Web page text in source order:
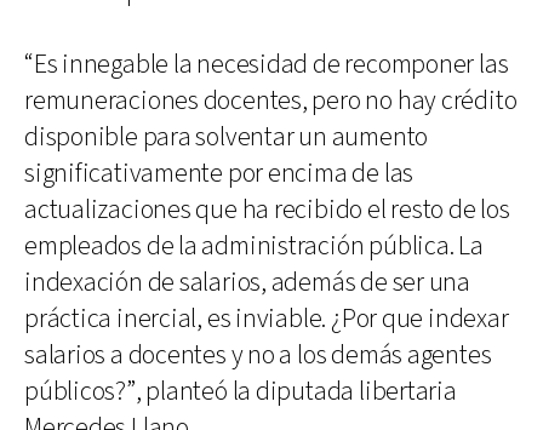
“Es innegable la necesidad de recomponer las
remuneraciones docentes, pero no hay crédito
disponible para solventar un aumento
significativamente por encima de las
actualizaciones que ha recibido el resto de los
empleados de la administración pública. La
indexación de salarios, además de ser una
práctica inercial, es inviable. ¿Por que indexar
salarios a docentes y no a los demás agentes
públicos?”, planteó la diputada libertaria